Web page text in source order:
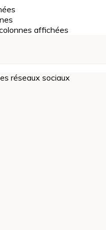
affichées
réseaux sociaux